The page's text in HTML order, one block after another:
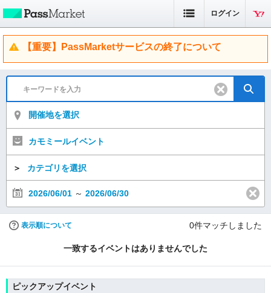
ログイン
【重要】PassMarketサービスの終了について
開催地を選択
カモミールイベント
＞ カテゴリを選択
2026/06/01 ～ 2026/06/30
表示順について 0件マッチしました
一致するイベントはありませんでした
ピックアップイベント